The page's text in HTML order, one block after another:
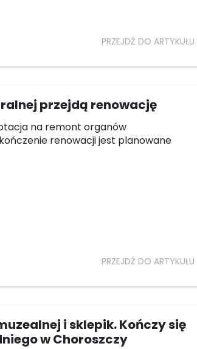
PRZEJDŹ DO ARTYKUŁU
przejdą renowację
na remont organów
renowacji jest planowane
PRZEJDŹ DO ARTYKUŁU
i sklepik. Kończy się
w Choroszczy